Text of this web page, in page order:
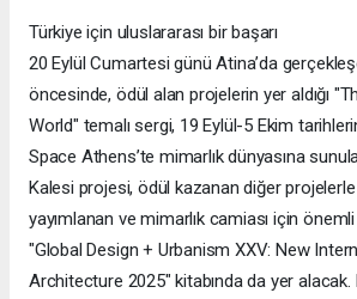
Türkiye için uluslararası bir başarı
20 Eylül Cumartesi günü Atina’da
öncesinde, ödül alan projelerin yer aldığı
World" temalı sergi, 19 Eylül-5 Ekim
Space Athens’te mimarlık dünyasına
Kalesi projesi, ödül kazanan diğer projelerle
yayımlanan ve mimarlık camiası için
"Global Design + Urbanism XXV: New
Architecture 2025" kitabında da yer alacak.